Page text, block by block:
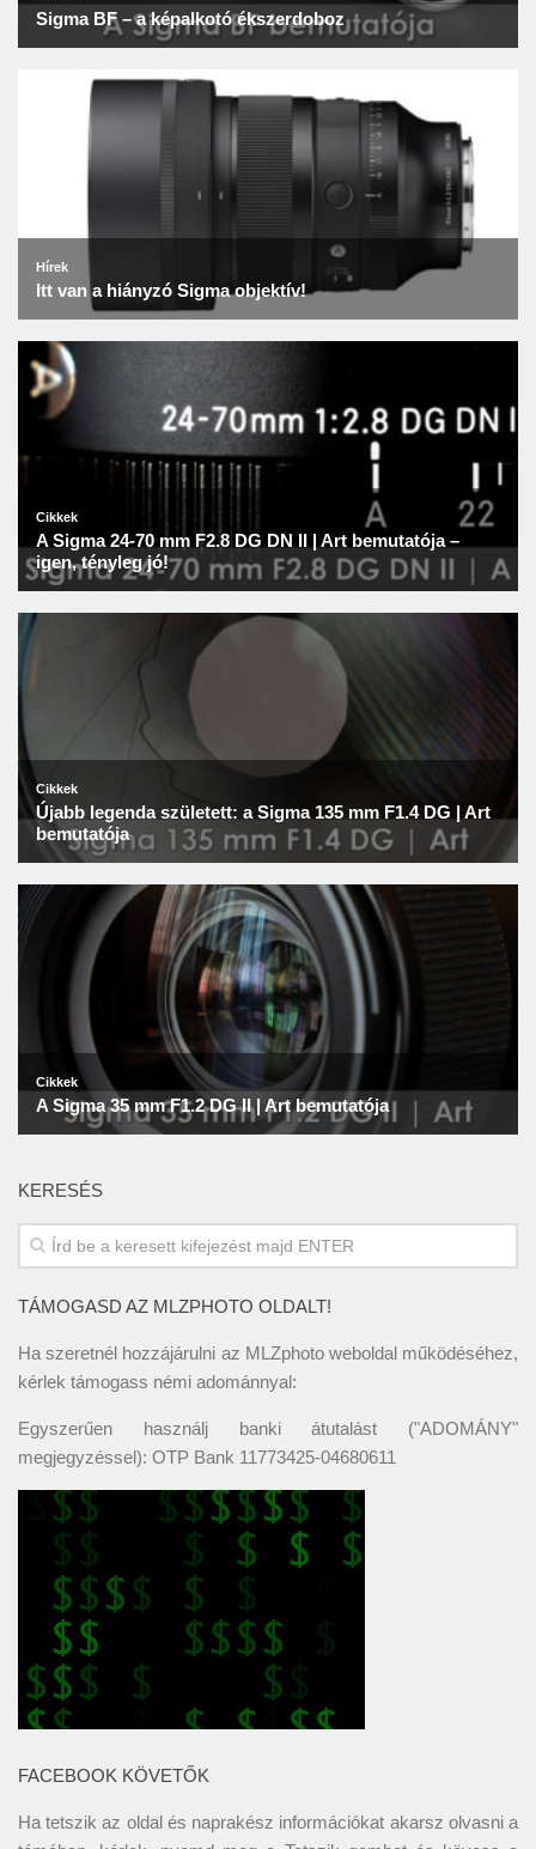
KERESÉS
TÁMOGASD AZ MLZPHOTO OLDALT!
Ha szeretnél hozzájárulni az MLZphoto weboldal működéséhez,
kérlek támogass némi adománnyal:
Egyszerűen használj banki átutalást ("ADOMÁNY"
megjegyzéssel): OTP Bank 11773425-04680611
FACEBOOK KÖVETŐK
Ha tetszik az oldal és naprakész információkat akarsz olvasni a